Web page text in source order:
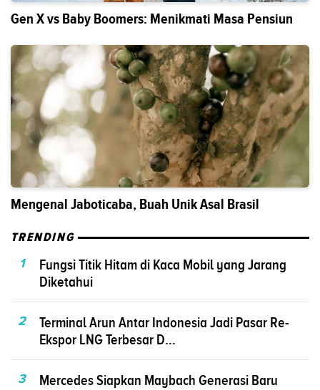
Gen X vs Baby Boomers: Menikmati Masa Pensiun
Mengenal Jaboticaba, Buah Unik Asal Brasil
TRENDING
1
Fungsi Titik Hitam di Kaca Mobil yang Jarang
Diketahui
2
Terminal Arun Antar Indonesia Jadi Pasar Re-
Ekspor LNG Terbesar D...
3 Mercedes Siapkan Maybach Generasi Baru